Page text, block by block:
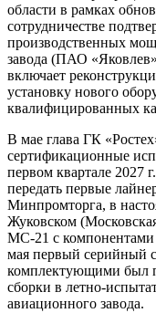
области в рамках
сотрудничестве
производственных
завода (ПАО
включает
установку нового
квалифицированных
В мае глава ГК
сертификационные
первом квартале 2027
передать первые
Минпромторга, в
Жуковском
МС-21 с компонентами
мая первый серийный
комплектующими был
сборки в летно-
авиационного завода.